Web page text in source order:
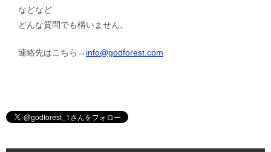
などなど
どんな質問でも構いません。
連絡先はこちら→ info@godforest.com